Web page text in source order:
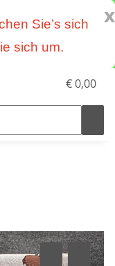
x
Sie’s sich
sich um.
€ 0,00